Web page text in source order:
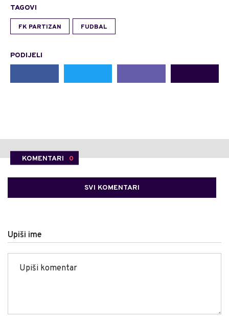
TAGOVI
FK PARTIZAN FUDBAL
PODIJELI
KOMENTARI 0
SVI KOMENTARI
Upiši ime